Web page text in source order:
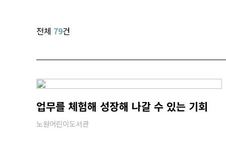
전체 79건
업무를 체험해 성장해 나갈 수 있는 기회
노원어린이도서관